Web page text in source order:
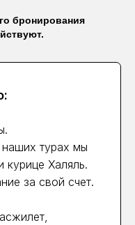
бронирования
турах мы
курице Халяль.
за свой счет.